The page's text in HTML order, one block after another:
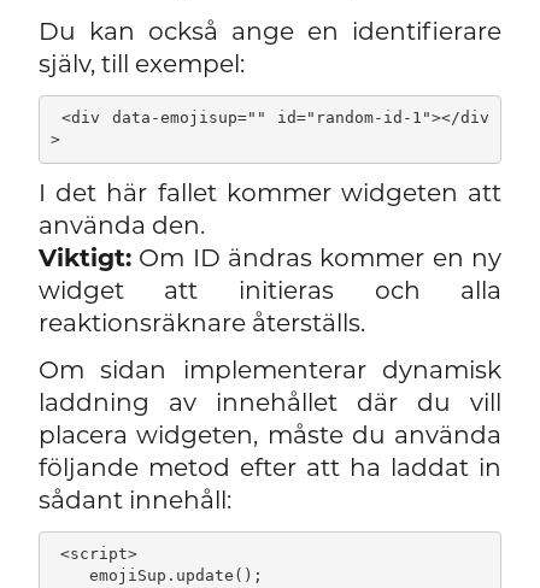
Du kan också ange en identifierare
själv, till exempel:
<div data-emojisup="" id="random-id-1"></div
I det här fallet kommer widgeten att
använda den.
Viktigt:Om ID ändras kommer en ny
widget att initieras och alla
reaktionsräknare återställs.
Om sidan implementerar dynamisk
laddning av innehållet där du vill
placera widgeten, måste du använda
följande metod efter att ha laddat in
sådant innehåll:
<script>
    emojiSup.update();